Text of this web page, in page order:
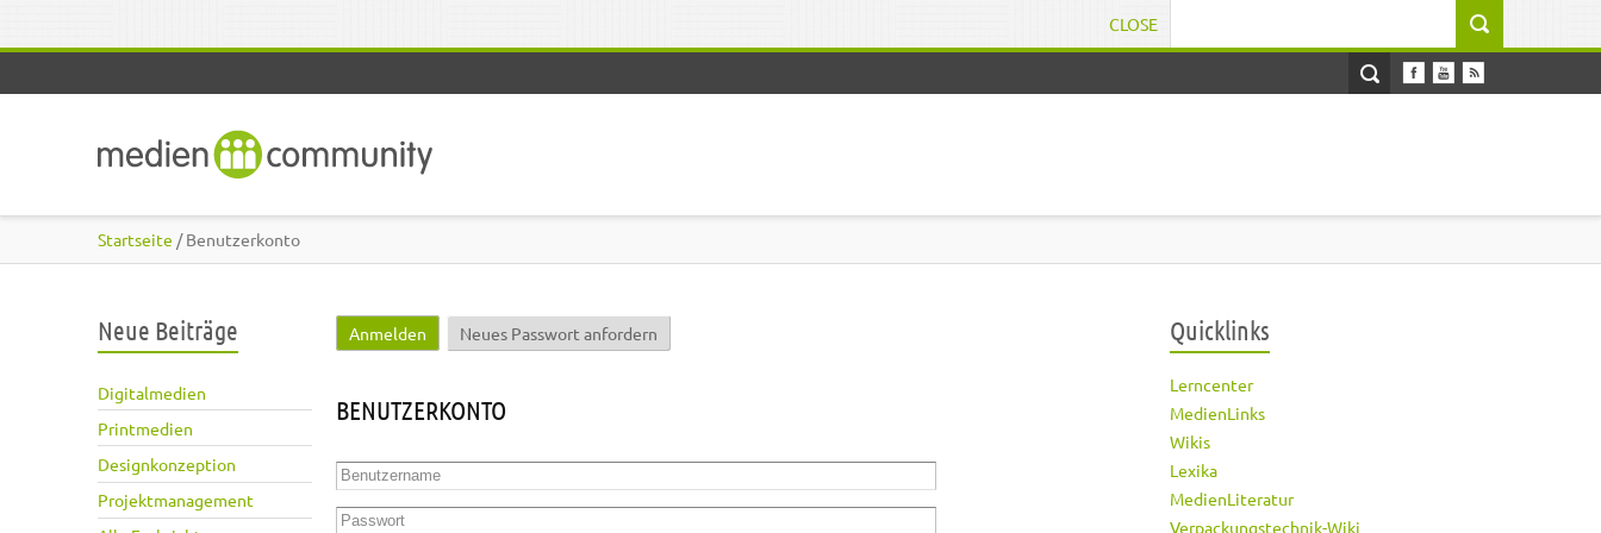
CLOSE
Startseite / Benutzerkonto
Neue Beiträge
Digitalmedien
Printmedien
Designkonzeption
Projektmanagement
Haupt-Reiter
Anmelden (aktiver Reiter)
Neues Passwort anfordern
BENUTZERKONTO
Benutzername
Passwort
Quicklinks
Lerncenter
MedienLinks
Wikis
Lexika
MedienLiteratur
Verpackungstechnik-Wiki